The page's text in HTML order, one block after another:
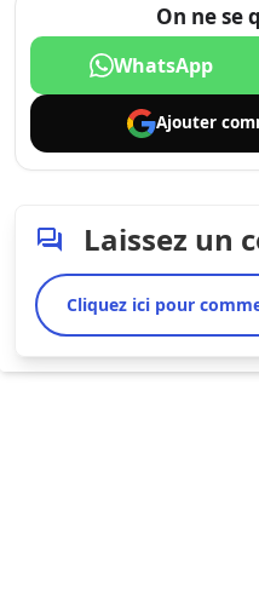
On ne se
WhatsApp
Ajouter
Laissez un
Cliquez ici pour